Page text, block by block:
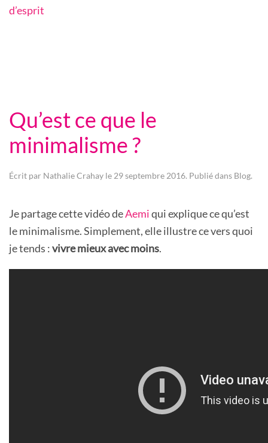
d’esprit
Qu’est ce que le
minimalisme ?
Écrit par Nathalie Crahay le 29 septembre 2016. Publié dans Blog.
Je partage cette vidéo deAemiqui explique ce qu’est
le minimalisme. Simplement, elle illustre ce vers quoi
je tends :vivre mieux avec moins.